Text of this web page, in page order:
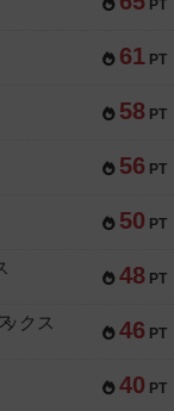
PT
61 PT
58 PT
56 PT
50 PT
48 PT
46 PT
クス
40 PT